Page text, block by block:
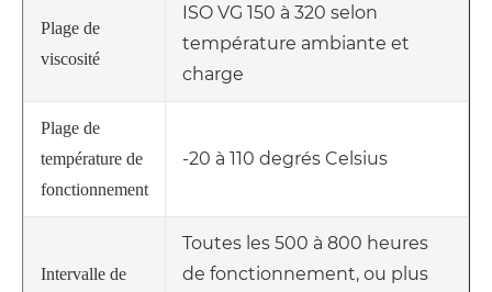
Plage de
viscosité
ISO VG 150 à 320 selon
température ambiante et
charge
Plage de
température de
fonctionnement
-20 à 110 degrés Celsius
Intervalle de
Toutes les 500 à 800 heures
de fonctionnement, ou plus